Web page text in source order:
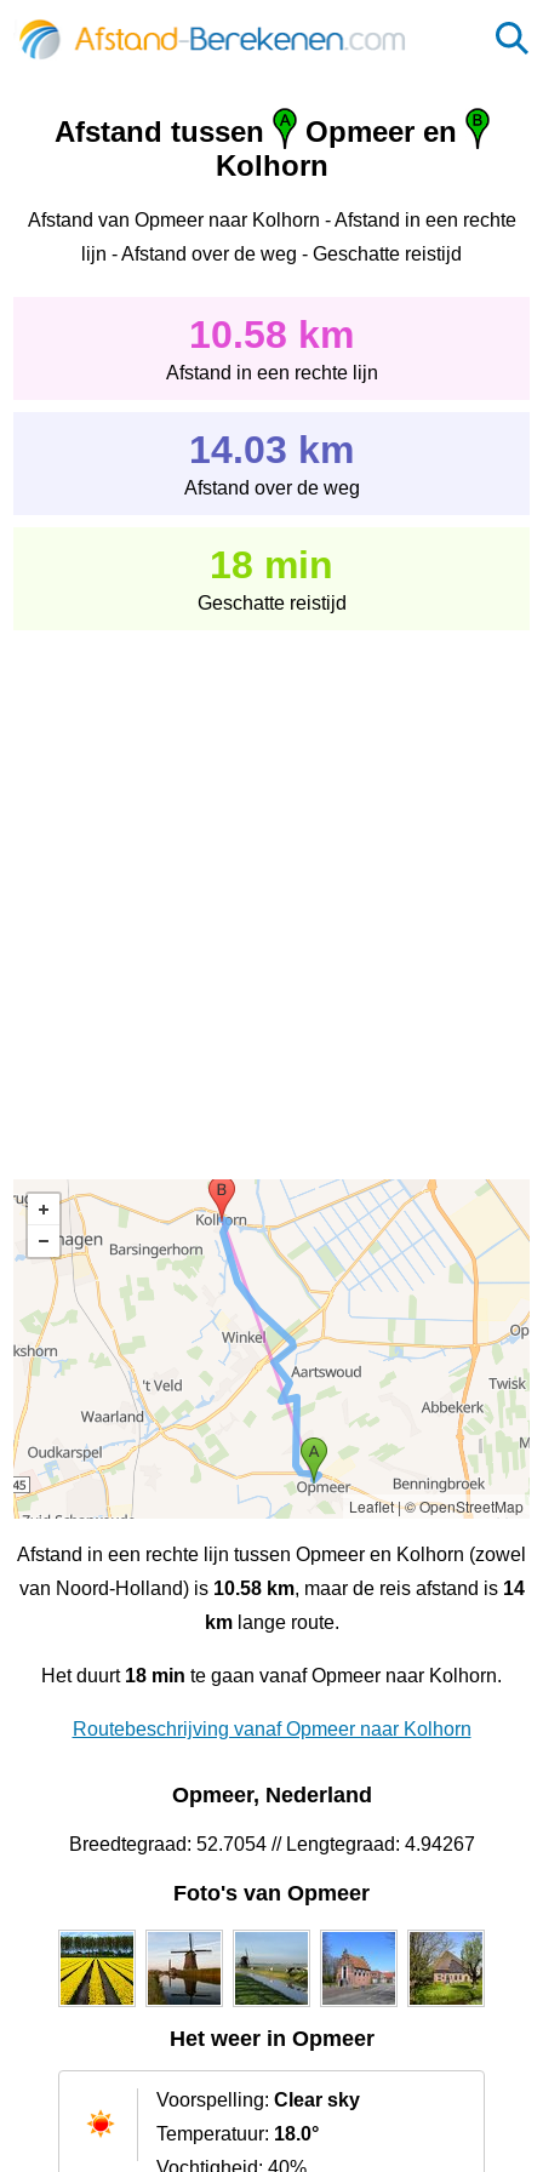
Afstand tussen
Opmeer en
Kolhorn
Afstand van Opmeer naar Kolhorn - Afstand in een rechte
lijn - Afstand over de weg - Geschatte reistijd
10.58 km
Afstand in een rechte lijn
14.03 km
Afstand over de weg
18 min
Geschatte reistijd
Leaflet|© OpenStreetMap
Afstand in een rechte lijn tussen Opmeer en Kolhorn (zowel
van Noord-Holland) is 10.58 km, maar de reis afstand is 14
kmlange route.
Het duurt 18 min te gaan vanaf Opmeer naar Kolhorn.
Routebeschrijving vanaf Opmeer naar Kolhorn
Opmeer, Nederland
Breedtegraad: 52.7054 // Lengtegraad: 4.94267
Foto's van Opmeer
Het weer in Opmeer
Voorspelling: Clear sky
Temperatuur: 18.0°